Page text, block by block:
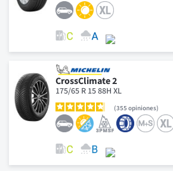
CrossClimate 2
175/65 R 15 88H XL
355 opiniones